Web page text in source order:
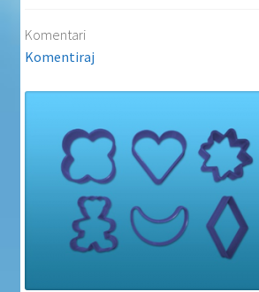
Proizvodi
Uvjeti poslovanja
Uvjeti poslovanja
Zaštita privatnosti
Zaštita privatnosti i uvjeti poslovanja
Komentari
Komentiraj